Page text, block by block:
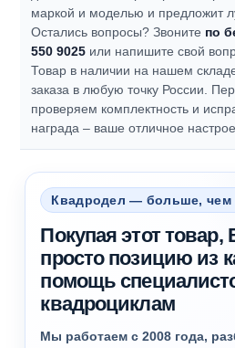
маркой и моделью и предложит
Остались вопросы? Звоните по
550 9025 или напишите свой
Товар в наличии на нашем
заказа в любую точку России.
проверяем комплектность и
награда – ваше отличное
Квадродел — больше, чем
Покупая этот
просто позицию из
помощь
квадроциклам
Мы работаем с 2008 года,